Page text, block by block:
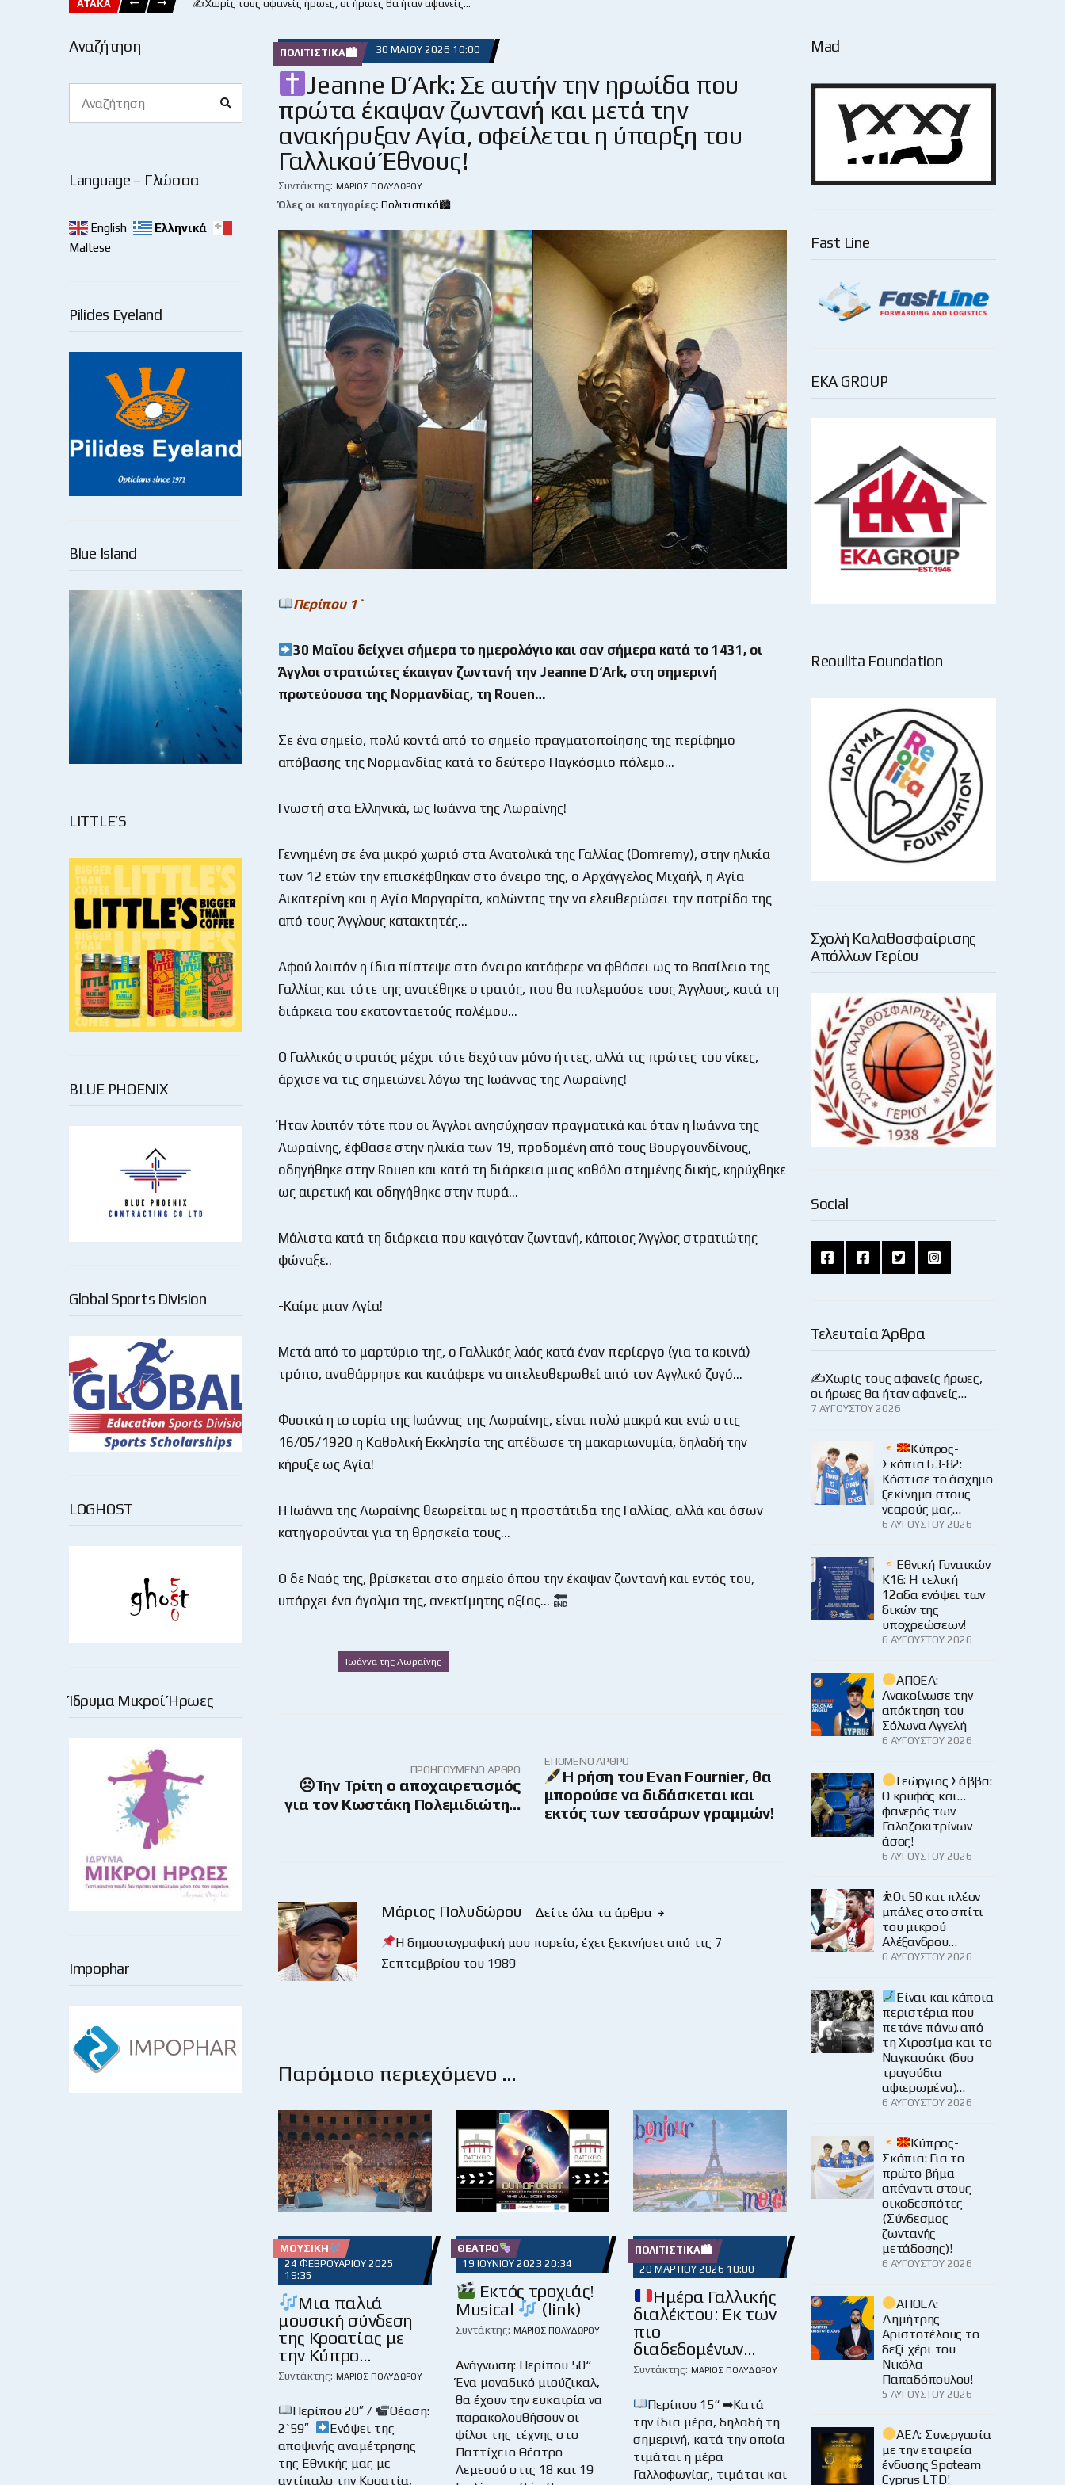
ΑΤΑΚΑ ✍️Χωρίς τους αφανείς ήρωες, οι ήρωες θα ήταν αφανείς…
Αναζήτηση
for:
Language – Γλώσσα
English
Ελληνικά
Maltese
Pilides Eyeland
Blue Island
LITTLE’S
BLUE PHOENIX
Global Sports Division
LOGHOST
Ίδρυμα Μικροί Ήρωες
Impophar
ΠΟΛΙΤΙΣΤΙΚΆ🏙 30 ΜΑΪ́ΟΥ 2026 10:00
Jeanne D’Ark: Σε αυτήν την ηρωίδα που
πρώτα έκαψαν ζωντανή και μετά την
ανακήρυξαν Αγία, οφείλεται η ύπαρξη του
Γαλλικού Έθνους!
Συντάκτης: ΜΆΡΙΟΣ ΠΟΛΥΔΏΡΟΥ
Όλες οι κατηγορίες: Πολιτιστικά🏙
Περίπου 1`
30 Μαϊου δείχνει σήμερα το ημερολόγιο και σαν σήμερα κατά το 1431, οι
Άγγλοι στρατιώτες έκαιγαν ζωντανή την Jeanne D‘Ark, στη σημερινή
πρωτεύουσα της Νορμανδίας, τη Rouen…
Σε ένα σημείο, πολύ κοντά από το σημείο πραγματοποίησης της περίφημο
απόβασης της Νορμανδίας κατά το δεύτερο Παγκόσμιο πόλεμο…
Γνωστή στα Ελληνικά, ως Ιωάννα της Λωραίνης!
Γεννημένη σε ένα μικρό χωριό στα Ανατολικά της Γαλλίας (Domremy), στην ηλικία
των 12 ετών την επισκέφθηκαν στο όνειρο της, ο Αρχάγγελος Μιχαήλ, η Αγία
Αικατερίνη και η Αγία Μαργαρίτα, καλώντας την να ελευθερώσει την πατρίδα της
από τους Άγγλους κατακτητές…
Αφού λοιπόν η ίδια πίστεψε στο όνειρο κατάφερε να φθάσει ως το Βασίλειο της
Γαλλίας και τότε της ανατέθηκε στρατός, που θα πολεμούσε τους Άγγλους, κατά τη
διάρκεια του εκατονταετούς πολέμου…
Ο Γαλλικός στρατός μέχρι τότε δεχόταν μόνο ήττες, αλλά τις πρώτες του νίκες,
άρχισε να τις σημειώνει λόγω της Ιωάννας της Λωραίνης!
Ήταν λοιπόν τότε που οι Άγγλοι ανησύχησαν πραγματικά και όταν η Ιωάννα της
Λωραίνης, έφθασε στην ηλικία των 19, προδομένη από τους Βουργουνδίνους,
οδηγήθηκε στην Rouen και κατά τη διάρκεια μιας καθόλα στημένης δικής, κηρύχθηκε
ως αιρετική και οδηγήθηκε στην πυρά…
Μάλιστα κατά τη διάρκεια που καιγόταν ζωντανή, κάποιος Άγγλος στρατιώτης
φώναξε..
-Καίμε μιαν Αγία!
Μετά από το μαρτύριο της, ο Γαλλικός λαός κατά έναν περίεργο (για τα κοινά)
τρόπο, αναθάρρησε και κατάφερε να απελευθερωθεί από τον Αγγλικό ζυγό…
Φυσικά η ιστορία της Ιωάννας της Λωραίνης, είναι πολύ μακρά και ενώ στις
16/05/1920 η Καθολική Εκκλησία της απέδωσε τη μακαριωνυμία, δηλαδή την
κήρυξε ως Αγία!
Η Ιωάννα της Λωραίνης θεωρείται ως η προστάτιδα της Γαλλίας, αλλά και όσων
κατηγορούνται για τη θρησκεία τους…
Ο δε Ναός της, βρίσκεται στο σημείο όπου την έκαψαν ζωντανή και εντός του,
υπάρχει ένα άγαλμα της, ανεκτίμητης αξίας…
Ιωάννα της Λωραίνης
ΠΡΟΗΓΟΎΜΕΝΟ ΆΡΘΡΟ
☹Την Τρίτη ο αποχαιρετισμός
για τον Κωστάκη Πολεμιδιώτη…
ΕΠΌΜΕΝΟ ΆΡΘΡΟ
Η ρήση του Evan Fournier, θα
μπορούσε να διδάσκεται και
εκτός των τεσσάρων γραμμών!
Μάριος Πολυδώρου
Δείτε όλα τα άρθρα
Η δημοσιογραφική μου πορεία, έχει ξεκινήσει από τις 7
Σεπτεμβρίου του 1989
Παρόμοιο περιεχόμενο …
ΜΟΥΣΙΚΉ
24 ΦΕΒΡΟΥΑΡΊΟΥ 2025
19:35
Μια παλιά
μουσική σύνδεση
της Κροατίας με
την Κύπρο…
Συντάκτης: ΜΆΡΙΟΣ ΠΟΛΥΔΏΡΟΥ
Περίπου 20″ /
Θέαση:
2`59″
Ενόψει της
αποψινής αναμέτρησης
της Εθνικής μας με
αντίπαλο την Κροατία,
ΘΈΑΤΡΟ
19 ΙΟΥΝΊΟΥ 2023 20:34
Εκτός τροχιάς!
Musical
(link)
Συντάκτης: ΜΆΡΙΟΣ ΠΟΛΥΔΏΡΟΥ
Ανάγνωση: Περίπου 50“
Ένα μοναδικό μιούζικαλ,
θα έχουν την ευκαιρία να
παρακολουθήσουν οι
φίλοι της τέχνης στο
Παττίχειο Θέατρο
Λεμεσού στις 18 και 19
ΠΟΛΙΤΙΣΤΙΚΆ🏙
20 ΜΑΡΤΊΟΥ 2026 10:00
Ημέρα Γαλλικής
διαλέκτου: Εκ των
πιο
διαδεδομένων…
Συντάκτης: ΜΆΡΙΟΣ ΠΟΛΥΔΏΡΟΥ
Περίπου 15“ ➡Κατά
την ίδια μέρα, δηλαδή τη
σημερινή, κατά την οποία
τιμάται η μέρα
Γαλλοφωνίας, τιμάται και
Mad
Fast Line
EKA GROUP
Reoulita Foundation
Σχολή Καλαθοσφαίρισης
Απόλλων Γερίου
Social
Τελευταία Άρθρα
✍️Χωρίς τους αφανείς ήρωες,
οι ήρωες θα ήταν αφανείς…
7 ΑΥΓΟΎΣΤΟΥ 2026
Κύπρος-
Σκόπια 63-82:
Κόστισε το άσχημο
ξεκίνημα στους
νεαρούς μας…
6 ΑΥΓΟΎΣΤΟΥ 2026
Εθνική Γυναικών
Κ16: Η τελική
12αδα ενόψει των
δικών της
υποχρεώσεων!
6 ΑΥΓΟΎΣΤΟΥ 2026
ΑΠΟΕΛ:
Ανακοίνωσε την
απόκτηση του
Σόλωνα Αγγελή
6 ΑΥΓΟΎΣΤΟΥ 2026
Γεώργιος Σάββα:
Ο κρυφός και…
φανερός των
Γαλαζοκιτρίνων
άσος!
6 ΑΥΓΟΎΣΤΟΥ 2026
⛹️Οι 50 και πλέον
μπάλες στο σπίτι
του μικρού
Αλέξανδρου…
6 ΑΥΓΟΎΣΤΟΥ 2026
Είναι και κάποια
περιστέρια που
πετάνε πάνω από
τη Χιροσίμα και το
Ναγκασάκι (δυο
τραγούδια
αφιερωμένα)…
6 ΑΥΓΟΎΣΤΟΥ 2026
Κύπρος-
Σκόπια: Για το
πρώτο βήμα
απέναντι στους
οικοδεσπότες
(Σύνδεσμος
ζωντανής
μετάδοσης)!
6 ΑΥΓΟΎΣΤΟΥ 2026
ΑΠΟΕΛ:
Δημήτρης
Αριστοτέλους το
δεξί χέρι του
Νικόλα
Παπαδόπουλου!
5 ΑΥΓΟΎΣΤΟΥ 2026
ΑΕΛ: Συνεργασία
με την εταιρεία
ένδυσης Spoteam
Cyprus LTD!